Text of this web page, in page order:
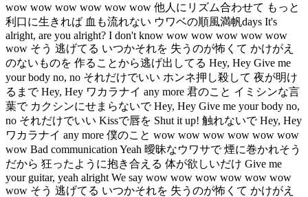
wow wow wow wow wow wow 他人にリズム合わせて もっと
利口に生きれば 血も流れない ウワベの順風満帆days It's
alright, are you alright? I don't know wow wow wow wow wow
wow そう 逃げてる いつかそれを 失うのが怖くて かけがえ
のないものを 作ることから逃げ出してる Hey, Hey Give me
your body no, no それだけでいい ホンネ押し殺して 夜が明け
るまで Hey, Hey ワカラナイ any more 君のこと イミシンな言
葉で カクシンにせまらないで Hey, Hey Give me your body no,
no それだけでいい Kissで唇を Shut it up! 触れないで Hey, Hey
ワカラナイ any more 僕のこと wow wow wow wow wow wow
wow Bad communication Yeah 曖昧なウワサで 煙に巻かれそう
だから 狂ったように抱き合える 体が欲しいだけ Give me
your guitar, yeah alright We say wow wow wow wow wow wow
wow そう 逃げてる いつかそれを 失うのが怖くて かけがえ